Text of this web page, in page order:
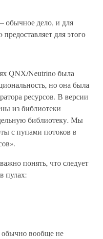
дело, и для
для этого
QNX/Neutrino была
но она была
ресурсов. В версии
из библиотеки
библиотеку. Мы
с пупами потоков в
понять, что следует
пулах:
вообще не